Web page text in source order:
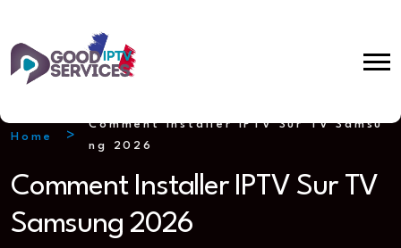
Home
Comment Installer IPTV Sur TV Samsu
ng 2026
Comment Installer IPTV Sur TV
Samsung 2026